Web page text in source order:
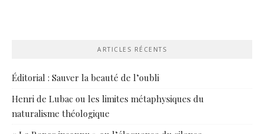
ARTICLES RÉCENTS
Éditorial : Sauver la beauté de l’oubli
Henri de Lubac ou les limites métaphysiques du
naturalisme théologique